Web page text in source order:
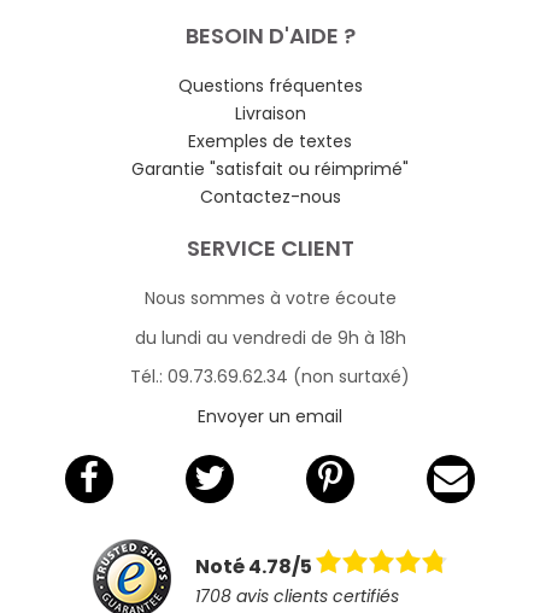
BESOIN D'AIDE ?
Questions fréquentes
Livraison
Exemples de textes
Garantie "satisfait ou réimprimé"
Contactez-nous
SERVICE CLIENT
Nous sommes à votre écoute
du lundi au vendredi de 9h à 18h
Tél.: 09.73.69.62.34 (non surtaxé)
Envoyer un email
Noté 4.78/5
1708 avis clients certifiés